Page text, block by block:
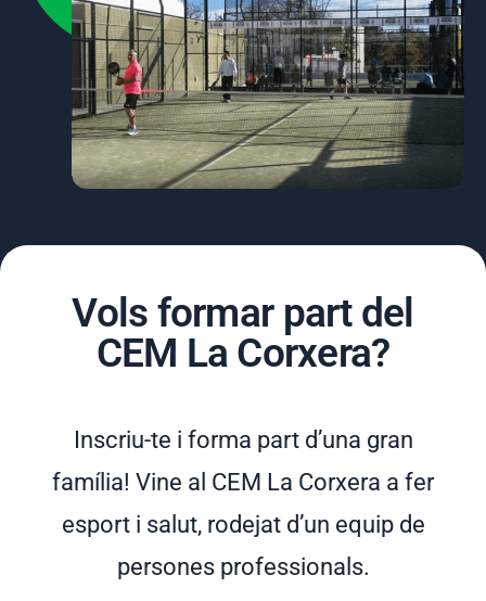
Vols formar part del
CEM La Corxera?
Inscriu-te i forma part d’una gran
família! Vine al CEM La Corxera a fer
esport i salut, rodejat d’un equip de
persones professionals.